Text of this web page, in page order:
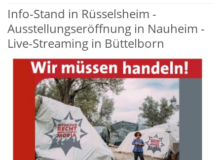
Info-Stand in Rüsselsheim -
Ausstellungseröffnung in Nauheim -
Live-Streaming in Büttelborn